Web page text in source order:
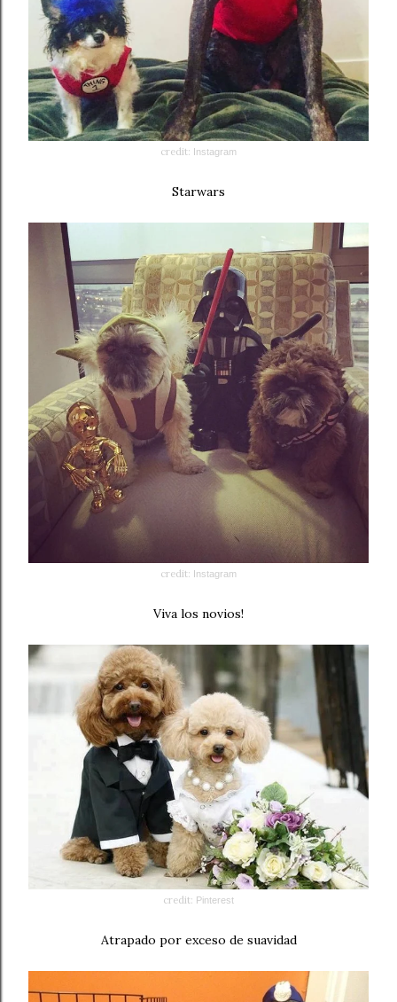
credit: Instagram
Starwars
credit: Instagram
Viva los novios!
credit: Pinterest
Atrapado por exceso de suavidad